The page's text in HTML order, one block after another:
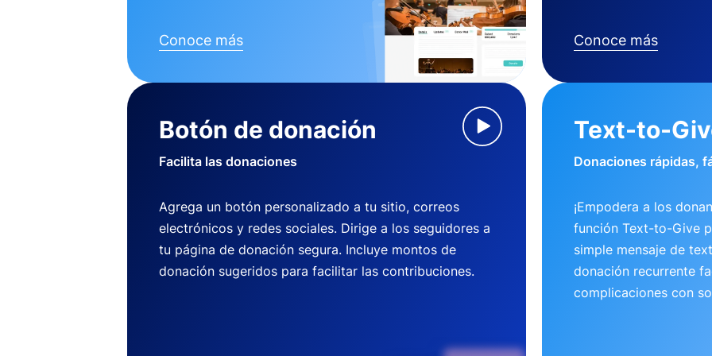
Conoce más Conoce más
Botón de donación
Facilita las donaciones
Agrega un botón personalizado a tu sitio, correos
electrónicos y redes sociales. Dirige a los seguidores a
tu página de donación segura. Incluye montos de
donación sugeridos para facilitar las contribuciones.
Text-to-
Donaciones rápidas,
¡Empodera a los
función Text-to-Give
simple mensaje de
donación recurrente
complicaciones con